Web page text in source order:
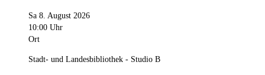
Sa 8. August 2026
10:00 Uhr
Ort
Stadt- und Landesbibliothek - Studio B